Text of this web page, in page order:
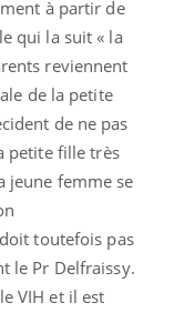
à partir de
qui la suit « la
reviennent
de la petite
de ne pas
petite fille très
jeune femme se
toutefois pas
le Pr Delfraissy.
VIH et il est